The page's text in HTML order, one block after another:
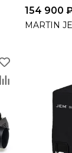
154 900
MARTIN